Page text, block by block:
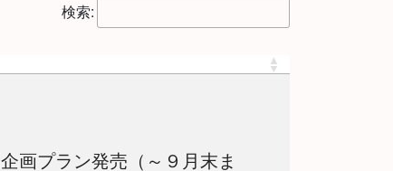
検索:
プラン発売（～９月末ま